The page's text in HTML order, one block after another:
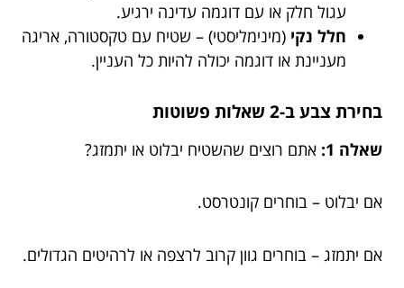
עגול חלק או עם דוגמה עדינה ירגיע.
חלל נקי (מינימליסטי) – שטיח עם טקסטורה, אריגה
מעניינת או דוגמה יכולה להיות כל העניין.
בחירת צבע ב-2 שאלות פשוטות
שאלה 1: אתם רוצים שהשטיח יבלוט או יתמזג?
אם יבלוט – בוחרים קונטרסט.
אם יתמזג – בוחרים גוון קרוב לרצפה או לרהיטים הגדולים.